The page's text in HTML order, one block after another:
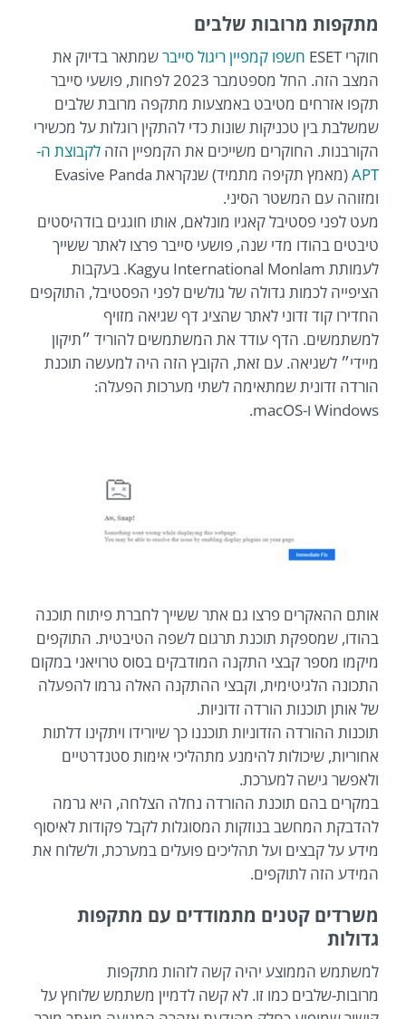
מתקפות מרובות שלבים
חוקרי ESET חשפו קמפיין ריגול סייברשמתאר בדיוק את
המצב הזה. החל מספטמבר 2023 לפחות, פושעי סייבר
תקפו אזרחים מטיבט באמצעות מתקפה מרובת שלבים
שמשלבת בין טכניקות שונות כדי להתקין רוגלות על מכשירי
הקורבנות. החוקרים משייכים את הקמפיין הזה לקבוצת ה-
APT
(מאמץ תקיפה מתמיד) שנקראת Evasive Panda
ומזוהה עם המשטר הסיני.
מעט לפני פסטיבל קאגיו מונלאם, אותו חוגגים בודהיסטים
טיבטים בהודו מדי שנה, פושעי סייבר פרצו לאתר ששייך
לעמותת Kagyu International Monlam. בעקבות
הציפייה לכמות גדולה של גולשים לפני הפסטיבל, התוקפים
החדירו קוד זדוני לאתר שהציג דף שגיאה מזויף
למשתמשים. הדף עודד את המשתמשים להוריד ״תיקון
מיידי״ לשגיאה. עם זאת, הקובץ הזה היה למעשה תוכנת
הורדה זדונית שמתאימה לשתי מערכות הפעלה:
Windows ו-macOS.
אותם ההאקרים פרצו גם אתר ששייך לחברת פיתוח תוכנה
בהודו, שמספקת תוכנת תרגום לשפה הטיבטית. התוקפים
מיקמו מספר קבצי התקנה המודבקים בסוס טרויאני במקום
התכונה הלגיטימית, וקבצי ההתקנה האלה גרמו להפעלה
של אותן תוכנות הורדה זדוניות.
תוכנות ההורדה הזדוניות תוכננו כך שיורידו ויתקינו דלתות
אחוריות, שיכולות להימנע מתהליכי אימות סטנדרטיים
ולאפשר גישה למערכת.
במקרים בהם תוכנת ההורדה נחלה הצלחה, היא גרמה
להדבקת המחשב בנוזקות המסוגלות לקבל פקודות לאיסוף
מידע על קבצים ועל תהליכים פועלים במערכת, ולשלוח את
המידע הזה לתוקפים.
משרדים קטנים מתמודדים עם מתקפות
גדולות
למשתמש הממוצע יהיה קשה לזהות מתקפות
מרובות-שלבים כמו זו. לא קשה לדמיין משתמש שלוחץ על